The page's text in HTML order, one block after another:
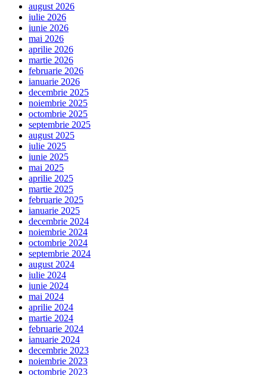
august 2026
iulie 2026
iunie 2026
mai 2026
aprilie 2026
martie 2026
februarie 2026
ianuarie 2026
decembrie 2025
noiembrie 2025
octombrie 2025
septembrie 2025
august 2025
iulie 2025
iunie 2025
mai 2025
aprilie 2025
martie 2025
februarie 2025
ianuarie 2025
decembrie 2024
noiembrie 2024
octombrie 2024
septembrie 2024
august 2024
iulie 2024
iunie 2024
mai 2024
aprilie 2024
martie 2024
februarie 2024
ianuarie 2024
decembrie 2023
noiembrie 2023
octombrie 2023